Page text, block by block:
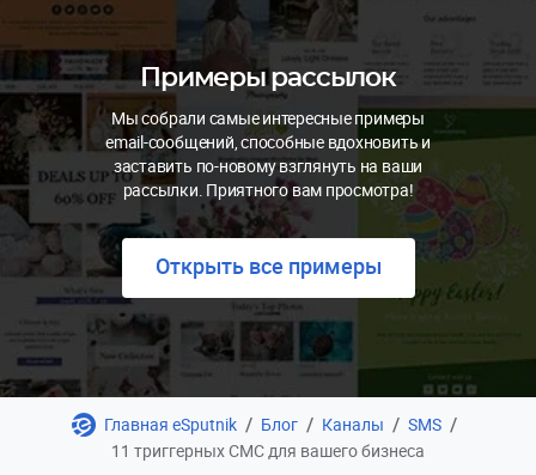
Примеры рассылок
Мы собрали самые интересные примеры
email-сообщений, способные вдохновить и
заставить по-новому взглянуть на ваши
рассылки. Приятного вам просмотра!
Открыть все примеры
Главная eSputnik / Блог / Каналы / SMS /
11 триггерных СМС для вашего бизнеса